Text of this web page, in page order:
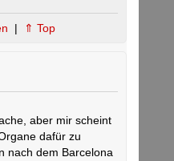
| ⇑ Top
aber mir scheint
dafür zu
nach dem Barcelona